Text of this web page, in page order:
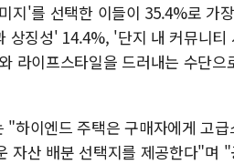
지'를 선택한 이들이 35.4%로 가
상징성' 14.4%, '단지 내 커뮤니
라이프스타일을 드러내는 수단
"하이엔드 주택은 구매자에게 고
자산 배분 선택지를 제공한다"며